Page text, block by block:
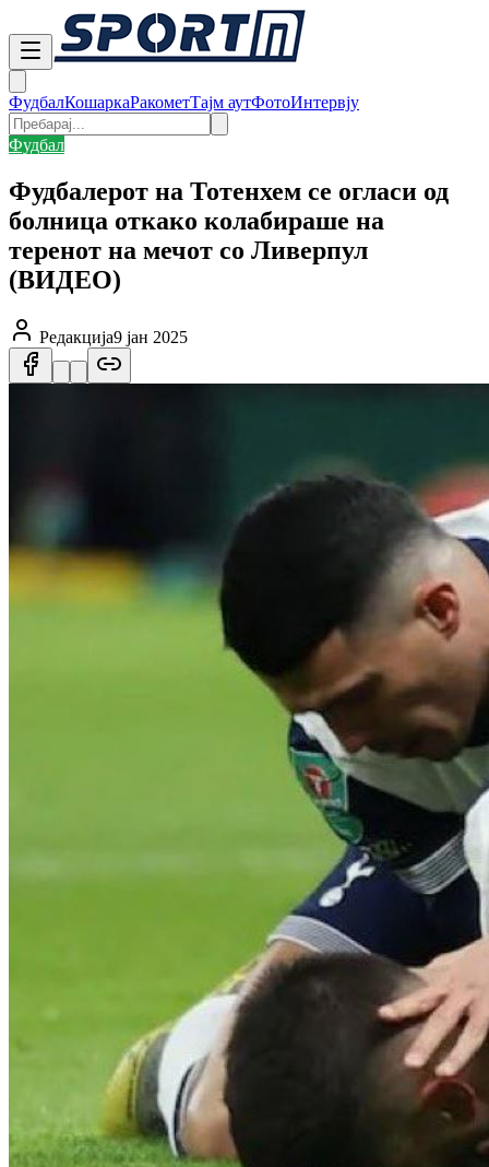
ФудбалКошаркаРакометТајм аутФотоИнтервју
Фудбал
Фудбалерот на Тотенхем се огласи од
болница откако колабираше на
теренот на мечот со Ливерпул
(ВИДЕО)
Редакција9 јан 2025